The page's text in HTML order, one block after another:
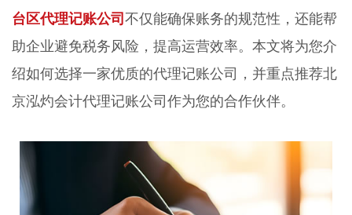
台区代理记账公司 不仅能确保账务的规范性，还能帮
助企业避免税务风险，提高运营效率。本文将为您介
绍如何选择一家优质的代理记账公司，并重点推荐北
京泓灼会计代理记账公司作为您的合作伙伴。